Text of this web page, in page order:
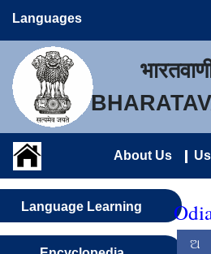
Languages
About Us
Language Learning
ଅ